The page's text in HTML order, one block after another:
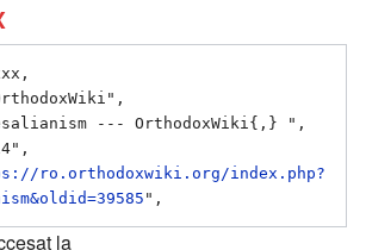
ro.orthodoxwiki.org/index.php?
la